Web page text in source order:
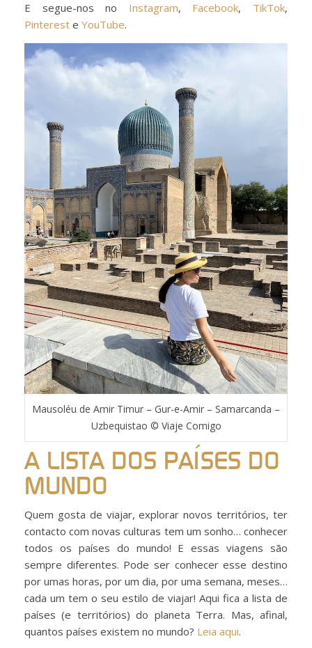
E segue-nos no Instagram, Facebook, TikTok,
Pinterest e YouTube.
Mausoléu de Amir Timur – Gur-e-Amir – Samarcanda –
Uzbequistao © Viaje Comigo
A LISTA DOS PAÍSES DO
MUNDO
Quem gosta de viajar, explorar novos territórios, ter
contacto com novas culturas tem um sonho… conhecer
todos os países do mundo! E essas viagens são
sempre diferentes. Pode ser conhecer esse destino
por umas horas, por um dia, por uma semana, meses…
cada um tem o seu estilo de viajar! Aqui fica a lista de
países (e territórios) do planeta Terra. Mas, afinal,
quantos países existem no mundo? Leia aqui.